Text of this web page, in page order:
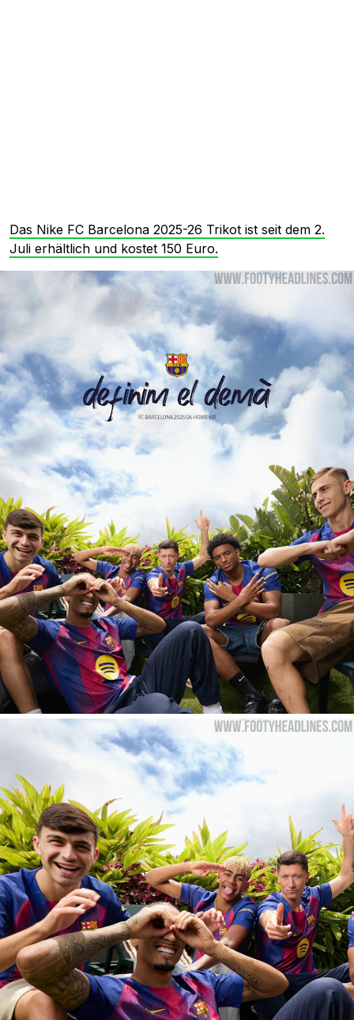
Das Nike FC Barcelona 2025-26 Trikot ist seit dem 2.
Juli erhältlich und kostet 150 Euro.